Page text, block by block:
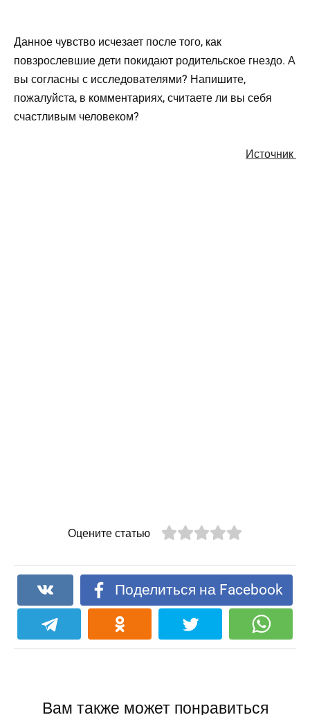
Данное чувство исчезает после того, как
повзрослевшие дети покидают родительское гнездо. А
вы согласны с исследователями? Напишите,
пожалуйста, в комментариях, считаете ли вы себя
счастливым человеком?
Источник
Оцените статью
Поделиться на Facebook
Вам также может понравиться